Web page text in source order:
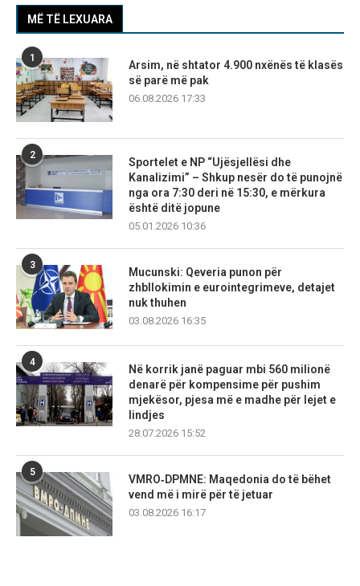
MË TË LEXUARA
1
Arsim, në shtator 4.900 nxënës të klasës
së parë më pak
06.08.2026 17:33
2
Sportelet e NP “Ujësjellësi dhe
Kanalizimi” – Shkup nesër do të punojnë
nga ora 7:30 deri në 15:30, e mërkura
është ditë jopune
05.01.2026 10:36
3
Mucunski: Qeveria punon për
zhbllokimin e eurointegrimeve, detajet
nuk thuhen
03.08.2026 16:35
4
Në korrik janë paguar mbi 560 milionë
denarë për kompensime për pushim
mjekësor, pjesa më e madhe për lejet e
lindjes
28.07.2026 15:52
5
VMRO‑DPMNE: Maqedonia do të bëhet
vend më i mirë për të jetuar
03.08.2026 16:17